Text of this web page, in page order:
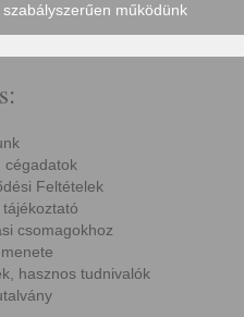
működünk
cégadatok
Feltételek
csomagokhoz
hasznos tudnivalók